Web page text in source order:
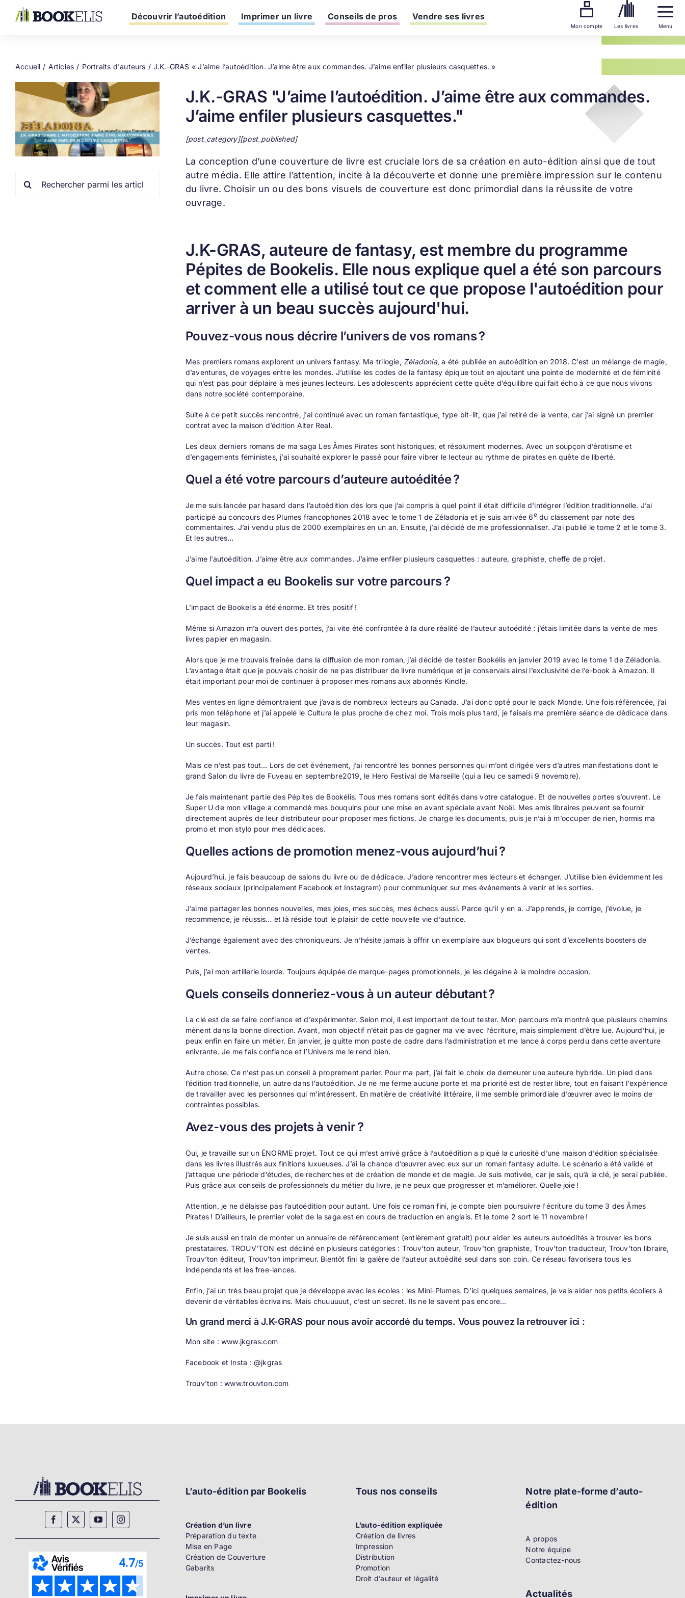
Découvrir l’autoédition Imprimer un livre Conseils de pros Vendre ses livres
Mon compte Les livres Menu
Accueil Articles Portraits d'auteurs J.K.-GRAS « J’aime l’autoédition. J’aime être aux commandes. J’aime enfiler plusieurs casquettes. »
J.K.-GRAS "J’aime l’autoédition. J’aime être aux commandes.
J’aime enfiler plusieurs casquettes."
[post_category][post_published]
La conception d’une couverture de livre est cruciale lors de sa création en auto-édition ainsi que de tout
autre média. Elle attire l’attention, incite à la découverte et donne une première impression sur le contenu
du livre. Choisir un ou des bons visuels de couverture est donc primordial dans la réussite de votre
ouvrage.
J.K-GRAS, auteure de fantasy, est membre du programme
Pépites de Bookelis. Elle nous explique quel a été son parcours
et comment elle a utilisé tout ce que propose l'autoédition pour
arriver à un beau succès aujourd'hui.
Pouvez-vous nous décrire l’univers de vos romans ?
Mes premiers romans explorent un univers fantasy. Ma trilogie, Zéladonia, a été publiée en autoédition en 2018. C’est un mélange de magie,
d’aventures, de voyages entre les mondes. J’utilise les codes de la fantasy épique tout en ajoutant une pointe de modernité et de féminité
qui n’est pas pour déplaire à mes jeunes lecteurs. Les adolescents apprécient cette quête d’équilibre qui fait écho à ce que nous vivons
dans notre société contemporaine.
Suite à ce petit succès rencontré, j’ai continué avec un roman fantastique, type bit-lit, que j’ai retiré de la vente, car j’ai signé un premier
contrat avec la maison d’édition Alter Real.
Les deux derniers romans de ma saga Les Âmes Pirates sont historiques, et résolument modernes. Avec un soupçon d’érotisme et
d’engagements féministes, j’ai souhaité explorer le passé pour faire vibrer le lecteur au rythme de pirates en quête de liberté.
Quel a été votre parcours d’auteure autoéditée ?
Je me suis lancée par hasard dans l’autoédition dès lors que j’ai compris à quel point il était difficile d'intégrer l’édition traditionnelle. J’ai
participé au concours des Plumes francophones 2018 avec le tome 1 de Zéladonia et je suis arrivée 6edu classement par note des
commentaires. J’ai vendu plus de 2000 exemplaires en un an. Ensuite, j’ai décidé de me professionnaliser. J’ai publié letome 2 et le tome 3.
Et les autres…
J’aime l’autoédition. J’aime être aux commandes. J’aime enfiler plusieurs casquettes : auteure, graphiste, cheffe de projet.
Quel impact a eu Bookelis sur votre parcours ?
L’impact de Bookelis a été énorme. Et très positif !
Même si Amazon m’a ouvert des portes, j’ai vite été confrontée à la dure réalité de l’auteur autoédité : j’étais limitée dans la vente de mes
livres papier en magasin.
Alors que je me trouvais freinée dans la diffusion de mon roman, j’ai décidé de tester Bookélis en janvier 2019 avec le tome 1 de Zéladonia.
L’avantage était que je pouvais choisir de ne pas distribuer de livre numérique et je conservais ainsi l’exclusivité de l’e-book à Amazon. Il
était important pour moi de continuer à proposer mes romans aux abonnés Kindle.
Mes ventes en ligne démontraient que j’avais de nombreux lecteurs au Canada. J’ai donc opté pour le pack Monde. Une fois référencée, j’ai
pris mon téléphone et j’ai appelé le Cultura le plus proche de chez moi. Trois mois plus tard, je faisais ma première séance de dédicace dans
leur magasin.
Un succès. Tout est parti !
Mais ce n’est pas tout… Lors de cet événement, j’ai rencontré les bonnes personnes qui m’ont dirigée vers d’autres manifestations dont le
grand Salon du livre de Fuveau en septembre2019, le Hero Festival de Marseille (qui a lieu ce samedi 9 novembre).
Je fais maintenant partie des Pépites de Bookélis. Tous mes romans sont édités dans votre catalogue. Et de nouvelles portes s’ouvrent. Le
Super U de mon village a commandé mes bouquins pour une mise en avant spéciale avant Noël. Mes amis libraires peuvent se fournir
directement auprès de leur distributeur pour proposer mes fictions. Je charge les documents, puis je n’ai à m’occuper de rien, hormis ma
promo et mon stylo pour mes dédicaces.
Quelles actions de promotion menez-vous aujourd’hui ?
Aujourd’hui, je fais beaucoup de salons du livre ou de dédicace. J’adore rencontrer mes lecteurs et échanger. J’utilise bien évidemment les
réseaux sociaux (principalement Facebook et Instagram) pour communiquer sur mes événements à venir et les sorties.
J’aime partager les bonnes nouvelles, mes joies, mes succès, mes échecs aussi. Parce qu’il y en a. J’apprends, je corrige, j’évolue, je
recommence, je réussis… et là réside tout le plaisir de cette nouvelle vie d’autrice.
J’échange également avec des chroniqueurs. Je n’hésite jamais à offrir un exemplaire aux blogueurs qui sont d’excellents boosters de
ventes.
Puis, j’ai mon artillerie lourde. Toujours équipée de marque-pages promotionnels, je les dégaine à la moindre occasion.
Quels conseils donneriez-vous à un auteur débutant ?
La clé est de se faire confiance et d’expérimenter. Selon moi, il est important de tout tester. Mon parcours m’a montré que plusieurs chemins
mènent dans la bonne direction. Avant, mon objectif n’était pas de gagner ma vie avec l’écriture, mais simplement d’être lue. Aujourd’hui, je
peux enfin en faire un métier. En janvier, je quitte mon poste de cadre dans l’administration et me lance à corps perdu dans cette aventure
enivrante. Je me fais confiance et l’Univers me le rend bien.
Autre chose. Ce n’est pas un conseil à proprement parler. Pour ma part, j’ai fait le choix de demeurer une auteure hybride. Un pied dans
l’édition traditionnelle, un autre dans l’autoédition. Je ne me ferme aucune porte et ma priorité est de rester libre, tout en faisant l’expérience
de travailler avec les personnes qui m’intéressent. En matière de créativité littéraire, il me semble primordiale d’œuvrer avec le moins de
contraintes possibles.
Avez-vous des projets à venir ?
Oui, je travaille sur un ÉNORME projet. Tout ce qui m’est arrivé grâce à l’autoédition a piqué la curiosité d’une maison d’édition spécialisée
dans les livres illustrés aux finitions luxueuses. J’ai la chance d’œuvrer avec eux sur un roman fantasy adulte. Le scénario a été validé et
j’attaque une période d’études, de recherches et de création de monde et de magie. Je suis motivée, car je sais, qu’à la clé, je serai publiée.
Puis grâce aux conseils de professionnels du métier du livre, je ne peux que progresser et m’améliorer. Quelle joie !
Attention, je ne délaisse pas l’autoédition pour autant. Une fois ce roman fini, je compte bien poursuivre l'écriture du tome 3 des Âmes
Pirates ! D’ailleurs, le premier volet de la saga est en cours de traduction en anglais. Et le tome 2 sort le 11 novembre !
Je suis aussi en train de monter un annuaire de référencement (entièrement gratuit) pour aider les auteurs autoédités à trouver les bons
prestataires. TROUV’TON est décliné en plusieurs catégories : Trouv’ton auteur, Trouv’ton graphiste, Trouv’ton traducteur, Trouv’ton libraire,
Trouv’ton éditeur, Trouv’ton imprimeur. Bientôt fini la galère de l’auteur autoédité seul dans son coin. Ce réseau favorisera tous les
indépendants et les free-lances.
Enfin, j’ai un très beau projet que je développe avec les écoles : les Mini-Plumes. D’ici quelques semaines, je vais aider nos petits écoliers à
devenir de véritables écrivains. Mais chuuuuuut, c’est un secret. Ils ne le savent pas encore…
Un grand merci à J.K-GRAS pour nous avoir accordé du temps. Vous pouvez la retrouver ici :
Mon site :www.jkgras.com
Facebook et Insta : @jkgras
Trouv’ton :www.trouvton.com
L’auto-édition par Bookelis
Création d’un livre
Préparation du texte
Mise en Page
Création de Couverture
Gabarits
Tous nos conseils
L’auto-édition expliquée
Création de livres
Impression
Distribution
Promotion
Droit d’auteur et légalité
Notre plate-forme d’auto-
édition
A propos
Notre équipe
Contactez-nous
Actualités